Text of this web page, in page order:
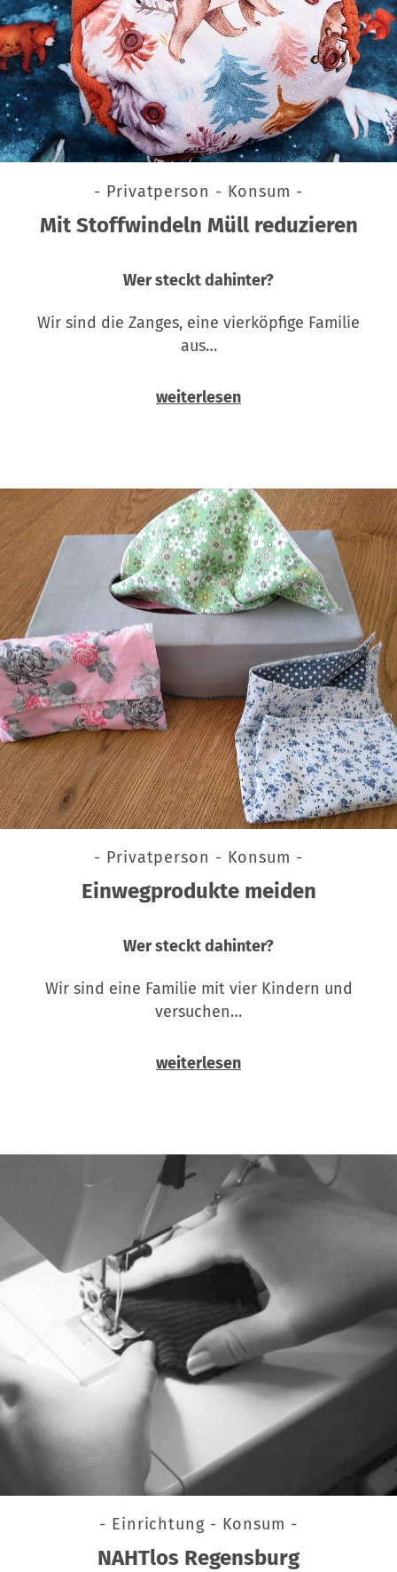
- Privatperson - Konsum -
Mit Stoffwindeln Müll reduzieren
Wer steckt dahinter?
Wir sind die Zanges, eine vierköpfige Familie
aus…
weiterlesen
- Privatperson - Konsum -
Einwegprodukte meiden
Wer steckt dahinter?
Wir sind eine Familie mit vier Kindern und
versuchen…
weiterlesen
- Einrichtung - Konsum -
NAHTlos Regensburg